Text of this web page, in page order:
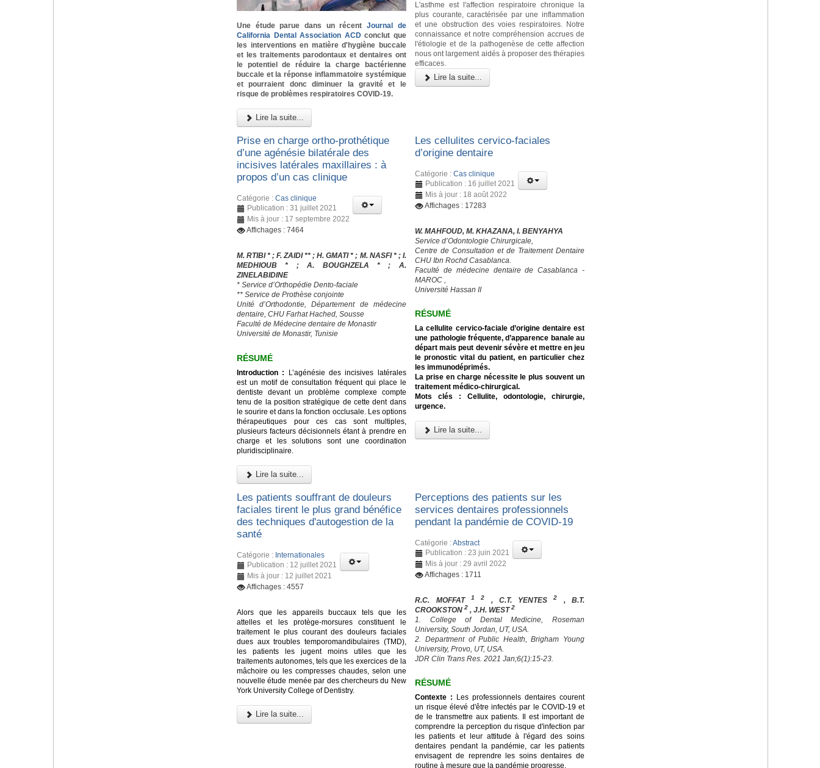
Une étude parue dans un récentJournal de
California Dental Association ACDconclut que
les interventions en matière d'hygiène buccale
et les traitements parodontaux et dentaires ont
le potentiel de réduire la charge bactérienne
buccale et la réponse inflammatoire systémique
et pourraient donc diminuer la gravité et le
risque de problèmes respiratoires COVID-19.
Lire la suite...
L'asthme est l'affection respiratoire chronique la
plus courante, caractérisée par une inflammation
et une obstruction des voies respiratoires. Notre
connaissance et notre compréhension accrues de
l'étiologie et de la pathogenèse de cette affection
nous ont largement aidés à proposer des thérapies
efficaces.
Lire la suite...
Prise en charge ortho-prothétique
d’une agénésie bilatérale des
incisives latérales maxillaires : à
propos d’un cas clinique
Catégorie : Cas clinique
Publication : 31 juillet 2021
Mis à jour : 17 septembre 2022
Affichages : 7464
M. RTIBI * ; F. ZAIDI ** ; H. GMATI * ; M. NASFI * ; I.
MEDHIOUB * ; A. BOUGHZELA * ; A.
ZINELABIDINE
* Service d’Orthopédie Dento-faciale
** Service de Prothèse conjointe
Unité d’Orthodontie, Département de médecine
dentaire, CHU Farhat Hached, Sousse
Faculté de Médecine dentaire de Monastir
Université de Monastir, Tunisie
RÉSUMÉ
Introduction : L’agénésie des incisives latérales
est un motif de consultation fréquent qui place le
dentiste devant un problème complexe compte
tenu de la position stratégique de cette dent dans
le sourire et dans la fonction occlusale. Les options
thérapeutiques pour ces cas sont multiples,
plusieurs facteurs décisionnels étant à prendre en
charge et les solutions sont une coordination
pluridisciplinaire.
Lire la suite...
Les cellulites cervico-faciales
d’origine dentaire
Catégorie :Cas clinique
Publication : 16 juillet 2021
Mis à jour : 18 août 2022
Affichages : 17283
W. MAHFOUD, M. KHAZANA, I. BENYAHYA
Service d’Odontologie Chirurgicale,
Centre de Consultation et de Traitement Dentaire
CHU Ibn Rochd Casablanca.
Faculté de médecine dentaire de Casablanca -
MAROC ,
Université Hassan II
RÉSUMÉ
La cellulite cervico-faciale d’origine dentaire est
une pathologie fréquente, d’apparence banale au
départ mais peut devenir sévère et mettre en jeu
le pronostic vital du patient, en particulier chez
les immunodéprimés.
La prise en charge nécessite le plus souvent un
traitement médico-chirurgical.
Mots clés : Cellulite, odontologie, chirurgie,
urgence.
Lire la suite...
Les patients souffrant de douleurs
faciales tirent le plus grand bénéfice
des techniques d'autogestion de la
santé
Catégorie : Internationales
Publication : 12 juillet 2021
Mis à jour : 12 juillet 2021
Affichages : 4557
Alors que les appareils buccaux tels que les
attelles et les protège-morsures constituent le
traitement le plus courant des douleurs faciales
dues aux troubles temporomandibulaires (TMD),
les patients les jugent moins utiles que les
traitements autonomes, tels que les exercices de la
mâchoire ou les compresses chaudes, selon une
nouvelle étude menée par des chercheurs du New
York University College of Dentistry.
Lire la suite...
Perceptions des patients sur les
services dentaires professionnels
pendant la pandémie de COVID-19
Catégorie :Abstract
Publication : 23 juin 2021
Mis à jour : 29 avril 2022
Affichages : 1711
R.C. MOFFAT 1 2 , C.T. YENTES2
, B.T.
CROOKSTON2 , J.H. WEST2
1. College of Dental Medicine, Roseman
University, South Jordan, UT, USA.
2. Department of Public Health, Brigham Young
University, Provo, UT, USA.
JDR Clin Trans Res. 2021 Jan;6(1):15-23.
RÉSUMÉ
Contexte : Les professionnels dentaires courent
un risque élevé d'être infectés par le COVID-19 et
de le transmettre aux patients. Il est important de
comprendre la perception du risque d'infection par
les patients et leur attitude à l'égard des soins
dentaires pendant la pandémie, car les patients
envisagent de reprendre les soins dentaires de
routine à mesure que la pandémie progresse.